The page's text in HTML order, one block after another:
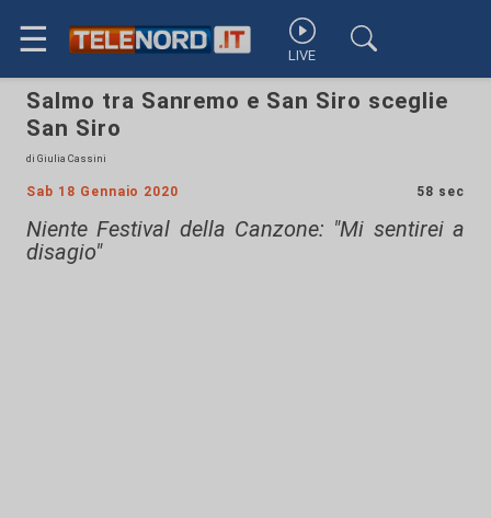
☰ LIVE
Salmo tra Sanremo e San Siro sceglie
San Siro
di Giulia Cassini
Sab 18 Gennaio 2020 58 sec
Niente Festival della Canzone: "Mi sentirei a
disagio"